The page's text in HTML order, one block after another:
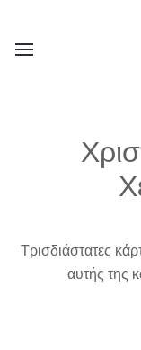
Τρισδιάστατες
αυτής της